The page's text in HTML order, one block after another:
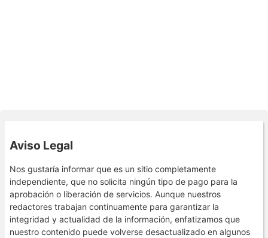
Aviso Legal
Nos gustaría informar que es un sitio completamente
independiente, que no solicita ningún tipo de pago para la
aprobación o liberación de servicios. Aunque nuestros
redactores trabajan continuamente para garantizar la
integridad y actualidad de la información, enfatizamos que
nuestro contenido puede volverse desactualizado en algunos